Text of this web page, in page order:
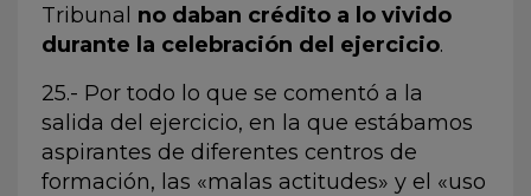
Tribunal no daban crédito a lo vivido
durante la celebración del ejercicio.
25.- Por todo lo que se comentó a la
salida del ejercicio, en la que estábamos
aspirantes de diferentes centros de
formación, las «malas actitudes» y el «uso